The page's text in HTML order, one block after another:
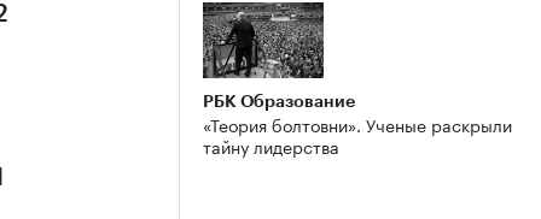
РБК Образование
«Теория болтовни». Ученые раскрыли
тайну лидерства